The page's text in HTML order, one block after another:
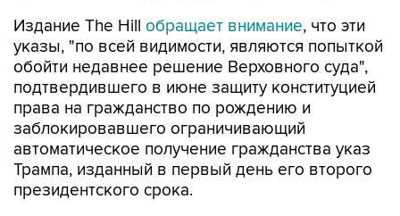
Издание The Hill обращает внимание, что эти
указы, "по всей видимости, являются попыткой
обойти недавнее решение Верховного суда",
подтвердившего в июне защиту конституцией
права на гражданство по рождению и
заблокировавшего ограничивающий
автоматическое получение гражданства указ
Трампа, изданный в первый день его второго
президентского срока.